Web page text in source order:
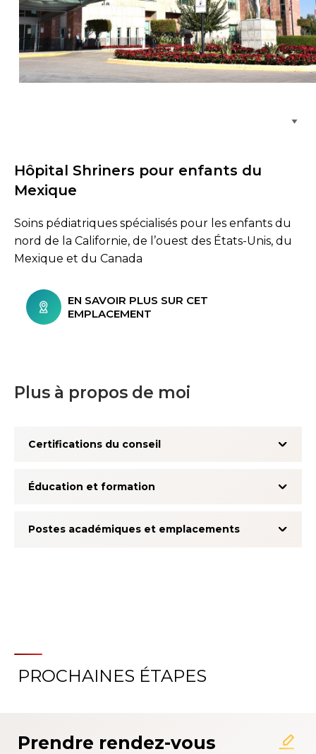
Hôpital Shriners pour enfants du
Mexique
Soins pédiatriques spécialisés pour les enfants du
nord de la Californie, de l’ouest des États-Unis, du
Mexique et du Canada
EN SAVOIR PLUS SUR CET
EMPLACEMENT
Plus à propos de moi
Certifications du conseil
Éducation et formation
Postes académiques et emplacements
À propos du système
PROCHAINES ÉTAPES
Prendre rendez-vous